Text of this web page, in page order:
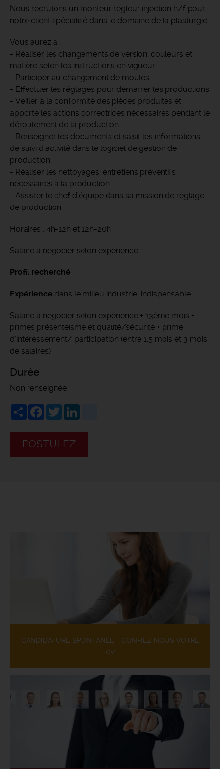
Nous recrutons un monteur régleur injection h/f pour
notre client spécialisé dans le domaine de la plasturgie.
Vous aurez à :
- Réaliser les changements de version, couleurs et
matière selon les instructions en vigueur
- Participer au changement de moules
- Effectuer les réglages pour démarrer les productions
- Veiller à la conformité des pièces produites et
apporte les actions correctrices nécessaires pendant le
déroulement de la production
- Renseigner les documents et saisit les informations
de suivi d'activité dans le logiciel de gestion de
production
- Réaliser les nettoyages, entretiens préventifs
nécessaires à la production
- Assister le chef d’équipe dans sa mission de réglage
de production
Horaires : 4h-12h et 12h-20h
Salaire à négocier selon expérience
Profil recherché
Expérience dans le milieu industriel indispensable
Salaire à négocier selon expérience + 13ème mois +
primes présentéisme et qualité/sécurité + prime
d’intéressement/ participation (entre 1,5 mois et 3 mois
de salaires)
Durée
Non renseignée
ShareFacebook
Twitter
POSTULEZ
CANDIDATURE SPONTANÉE - CONFIEZ NOUS VOTRE
CV